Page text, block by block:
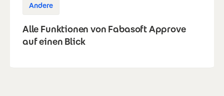
Andere
Alle Funktionen von Fabasoft Approve
auf einen Blick